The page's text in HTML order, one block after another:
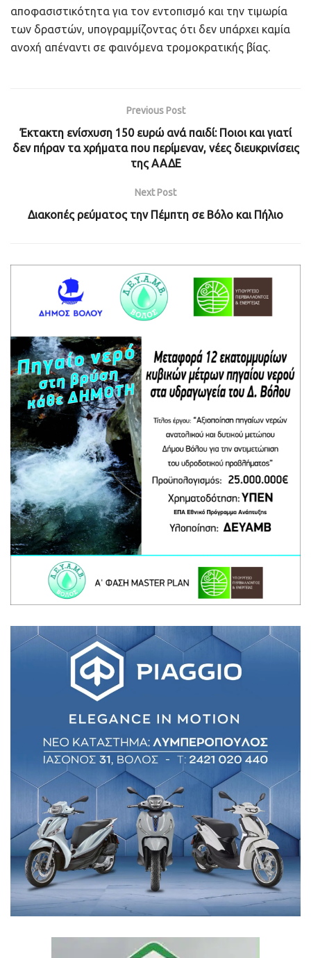
αποφασιστικότητα για τον εντοπισμό και την τιμωρία
των δραστών, υπογραμμίζοντας ότι δεν υπάρχει καμία
ανοχή απέναντι σε φαινόμενα τρομοκρατικής βίας.
Previous Post
Έκτακτη ενίσχυση 150 ευρώ ανά παιδί: Ποιοι και γιατί
δεν πήραν τα χρήματα που περίμεναν, νέες διευκρινίσεις
της ΑΑΔΕ
Next Post
Διακοπές ρεύματος την Πέμπτη σε Βόλο και Πήλιο